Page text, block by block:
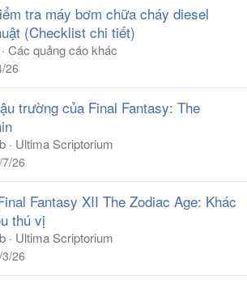
tra máy bơm chữa cháy diesel
(Checklist chi tiết)
Các quảng cáo khác
26
trường của Final Fantasy: The
Ultima Scriptorium
26
Fantasy XII The Zodiac Age: Khác
thú vị
Ultima Scriptorium
26